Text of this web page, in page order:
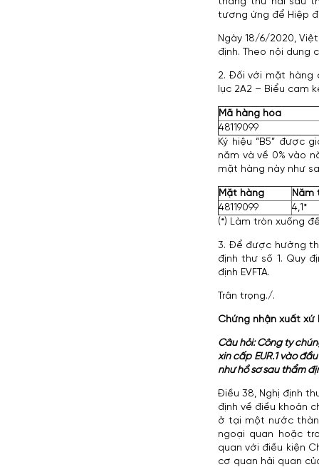
tương ứng để Hiệp
Ngày 18/6/2020,
định. Theo nội dung
2. Đối với mặt hàng
lục 2A2 – Biểu cam
Mã hàng hóa
48119099
Ký hiệu “B5” được
năm và về 0% vào
mặt hàng này như
Mặt hàng
Năm
48119099
4,1*
(*) Làm tròn xuống
3. Để được hưởng
định thư số 1. Quy
định EVFTA.
Trân trọng./.
Chứng nhận xuất xứ
Câu hỏi: Công ty
xin cấp EUR.1 vào
như hồ sơ sau thẩm
Điều 38, Nghị định
định về điều khoản
ở tại một nước
ngoại quan hoặc
quan với điều kiện
cơ quan hải quan